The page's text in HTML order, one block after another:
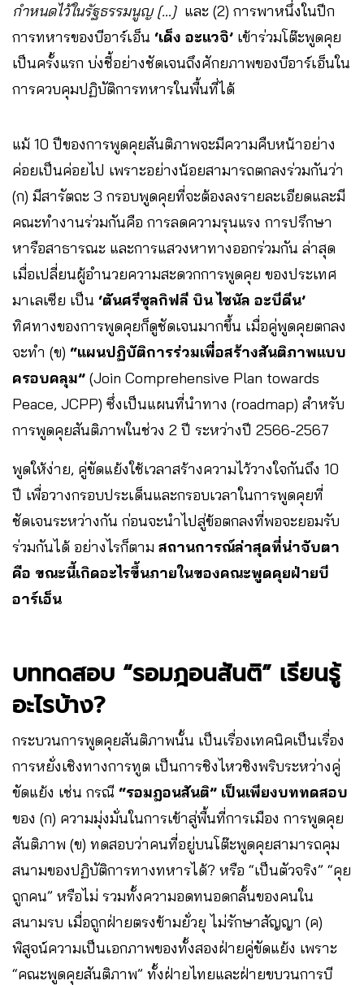
กำหนดไว้ในรัฐธรรมนูญ […] และ (2) การพาหนึ่งในปีก
การทหารของบีอาร์เอ็น ‘เด็ง อะแวจิ’ เข้าร่วมโต๊ะพูดคุย
เป็นครั้งแรก บ่งชี้อย่างชัดเจนถึงศักยภาพของบีอาร์เอ็นใน
การควบคุมปฏิบัติการทหารในพื้นที่ได้
แม้ 10 ปีของการพูดคุยสันติภาพจะมีความคืบหน้าอย่าง
ค่อยเป็นค่อยไป เพราะอย่างน้อยสามารถตกลงร่วมกันว่า
(ก) มีสารัตถะ 3 กรอบพูดคุยที่จะต้องลงรายละเอียดและมี
คณะทำงานร่วมกันคือ การลดความรุนแรง การปรึกษา
หารือสาธารณะ และการแสวงหาทางออกร่วมกัน ล่าสุด
เมื่อเปลี่ยนผู้อำนวยความสะดวกการพูดคุย ของประเทศ
มาเลเซีย เป็น ‘ตันศรีซุลกิฟลี บิน ไซนัล อะบีดีน’
ทิศทางของการพูดคุยก็ดูชัดเจนมากขึ้น เมื่อคู่พูดคุยตกลง
จะทำ (ข) “แผนปฏิบัติการร่วมเพื่อสร้างสันติภาพแบบ
ครอบคลุม” (Join Comprehensive Plan towards
Peace, JCPP) ซึ่งเป็นแผนที่นำทาง (roadmap) สำหรับ
การพูดคุยสันติภาพในช่วง 2 ปี ระหว่างปี 2566-2567
พูดให้ง่าย, คู่ขัดแย้งใช้เวลาสร้างความไว้วางใจกันถึง 10
ปี เพื่อวางกรอบประเด็นและกรอบเวลาในการพูดคุยที่
ชัดเจนระหว่างกัน ก่อนจะนำไปสู่ข้อตกลงที่พอจะยอมรับ
ร่วมกันได้ อย่างไรก็ตาม สถานการณ์ล่าสุดที่น่าจับตา
คือ ขณะนี้เกิดอะไรขึ้นภายในของคณะพูดคุยฝ่ายบี
อาร์เอ็น
บททดสอบ “รอมฎอนสันติ” เรียนรู้
อะไรบ้าง?
กระบวนการพูดคุยสันติภาพนั้น เป็นเรื่องเทคนิคเป็นเรื่อง
การหยั่งเชิงทางการทูต เป็นการชิงไหวชิงพริบระหว่างคู่
ขัดแย้ง เช่น กรณี “รอมฎอนสันติ” เป็นเพียงบททดสอบ
ของ (ก) ความมุ่งมั่นในการเข้าสู่พื้นที่การเมือง การพูดคุย
สันติภาพ (ข) ทดสอบว่าคนที่อยู่บนโต๊ะพูดคุยสามารถคุม
สนามของปฏิบัติการทางทหารได้? หรือ “เป็นตัวจริง” “คุย
ถูกคน” หรือไม่ รวมทั้งความอดทนอดกลั้นของคนใน
สนามรบ เมื่อถูกฝ่ายตรงข้ามยั่วยุ ไม่รักษาสัญญา (ค)
พิสูจน์ความเป็นเอกภาพของทั้งสองฝ่ายคู่ขัดแย้ง เพราะ
“คณะพูดคุยสันติภาพ” ทั้งฝ่ายไทยและฝ่ายขบวนการบี